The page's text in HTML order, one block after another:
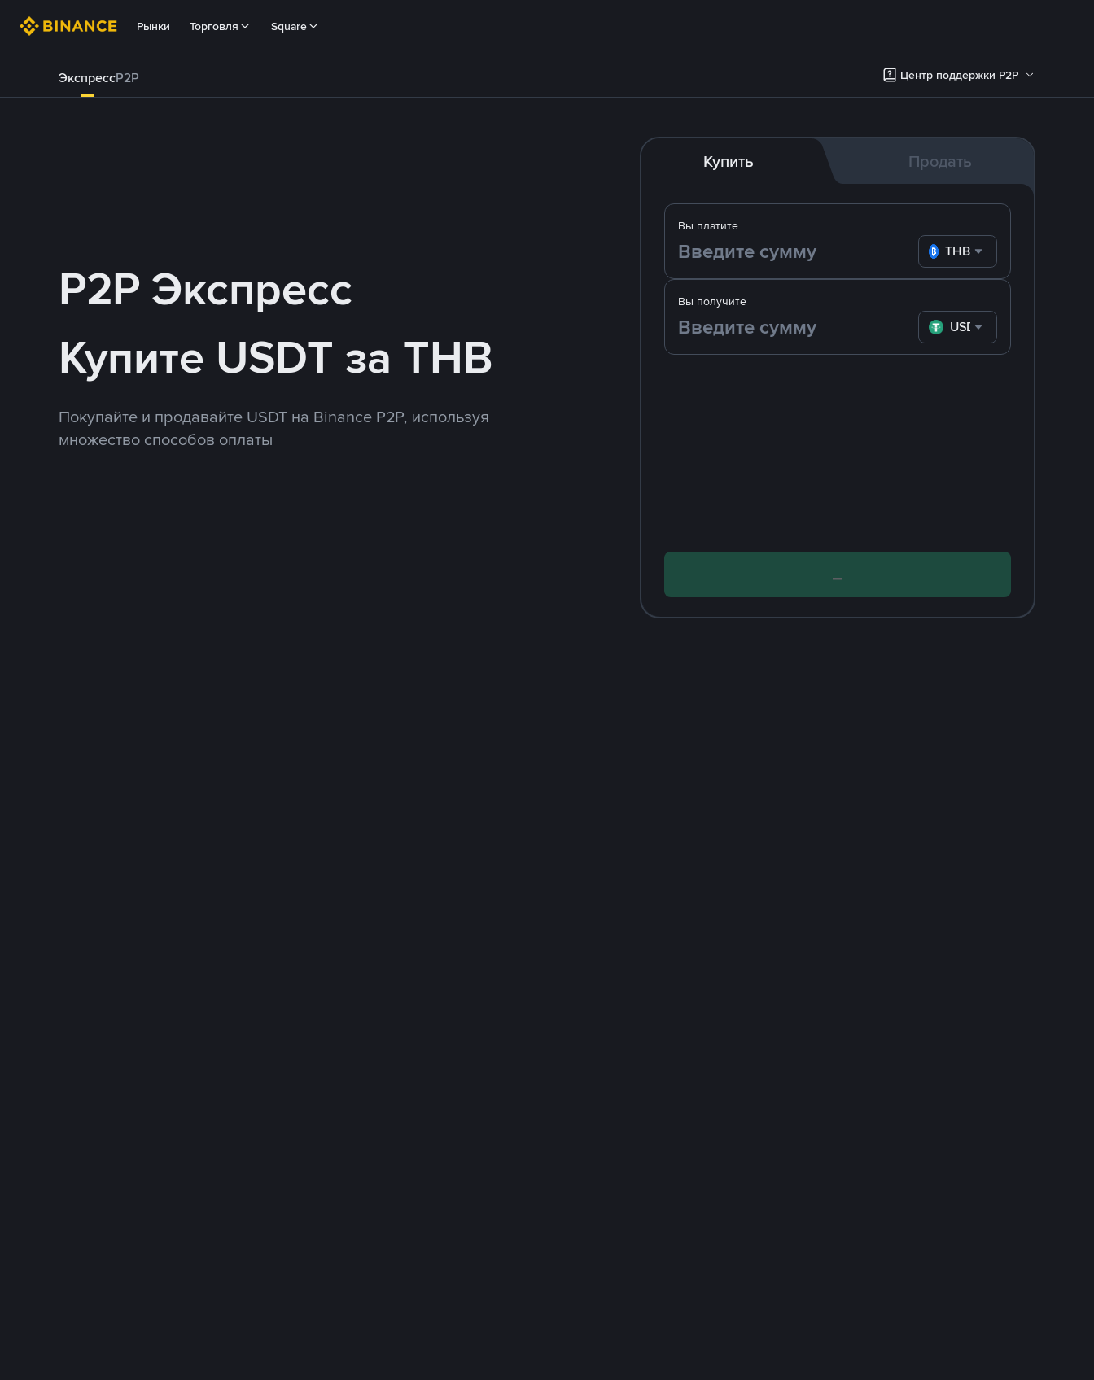
Рынки Торговля Square
ЭкспрессP2P Центр поддержки P2P
P2P Экспресс
Купите USDT за THB
Покупайте и продавайте USDT на Binance P2P, используя
множество способов оплаты
Купить Продать
Вы платите
THB
Вы получите
USDT